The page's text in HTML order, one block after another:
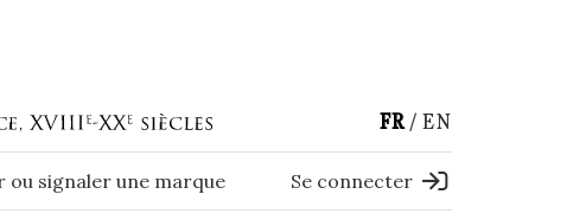
FR EN
ou signaler une marque Se connecter